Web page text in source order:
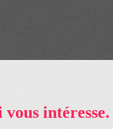
intéresse.